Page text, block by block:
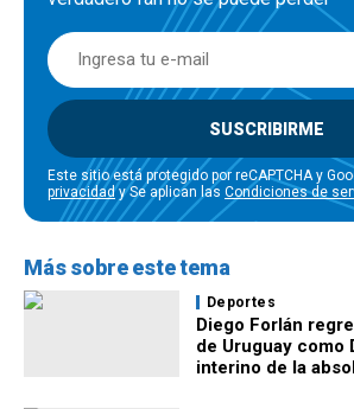
SUSCRIBIRME
Este sitio está protegido por reCAPTCHA y
privacidady Se aplican las Condiciones de
Más sobre este tema
Deportes
Diego Forlán
de Uruguay como
interino de la